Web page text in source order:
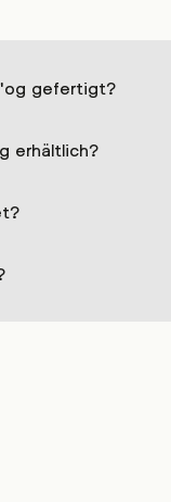
gefertigt?
erhältlich?